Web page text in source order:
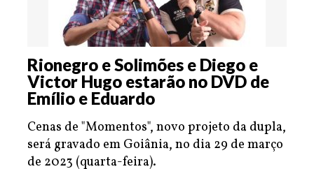
Rionegro e Solimões e Diego e
Victor Hugo estarão no DVD de
Emílio e Eduardo
Cenas de "Momentos", novo projeto da dupla,
será gravado em Goiânia, no dia 29 de março
de 2023 (quarta-feira).